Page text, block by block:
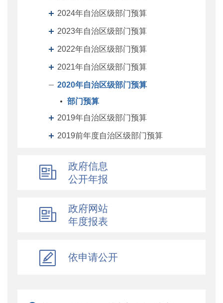
2024年自治区级部门预算
2023年自治区级部门预算
2022年自治区级部门预算
2021年自治区级部门预算
2020年自治区级部门预算
部门预算
2019年自治区级部门预算
2019前年度自治区级部门预算
自治区级单位预算
自治区财政厅机关预决算
地州预决算
其他对外管理服务信息
地方政府债务信息公开
政府信息
公开年报
政府网站
年度报表
依申请公开